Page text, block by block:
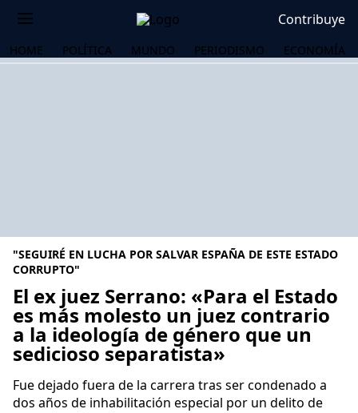
Contribuye
HOME POLÍTICA MUNDO PERIODISMO ECONOMÍA
"SEGUIRÉ EN LUCHA POR SALVAR ESPAÑA DE ESTE ESTADO
CORRUPTO"
El ex juez Serrano: «Para el Estado
es más molesto un juez contrario
a la ideología de género que un
sedicioso separatista»
Fue dejado fuera de la carrera tras ser condenado a
dos años de inhabilitación especial por un delito de